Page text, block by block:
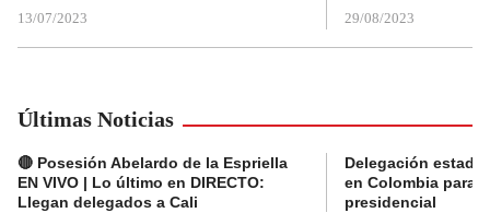
13/07/2023 29/08/2023
Últimas Noticias
🔴 Posesión Abelardo de la Espriella
EN VIVO | Lo último en DIRECTO:
Llegan delegados a Cali
Delegación
en Colombia para
presidencial